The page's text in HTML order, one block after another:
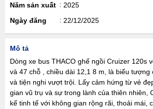
Năm sản xuất
2025
Ngày đăng
22/12/2025
Mô tả
Dòng xe bus THACO ghế ngồi Cruizer 120s
và 47 chỗ , chiều dài 12,1 8 m, là biểu tượng
và tiện nghi vượt trội. Lấy cảm hứng từ vẻ
gian vũ trụ và sự trong lành của thiên nhiên,
kế tinh tế với không gian rộng rãi, thoải mái,